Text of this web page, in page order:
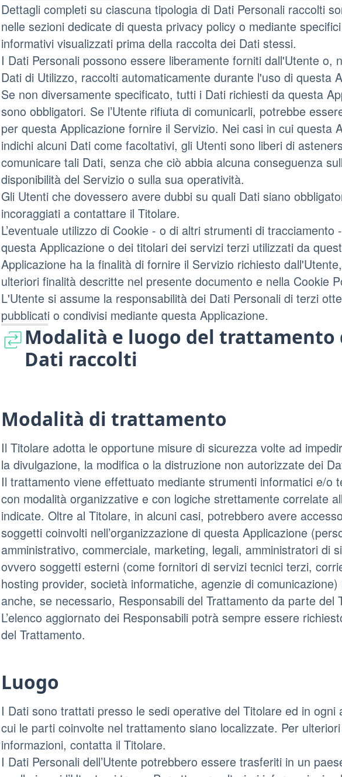
Dettagli completi su ciascuna tipologia di Dati Personali raccolti
nelle sezioni dedicate di questa privacy policy o mediante
informativi visualizzati prima della raccolta dei Dati stessi.
I Dati Personali possono essere liberamente forniti dall'Utente o,
Dati di Utilizzo, raccolti automaticamente durante l'uso di questa
Se non diversamente specificato, tutti i Dati richiesti da questa
sono obbligatori. Se l’Utente rifiuta di comunicarli, potrebbe
per questa Applicazione fornire il Servizio. Nei casi in cui questa
indichi alcuni Dati come facoltativi, gli Utenti sono liberi di
comunicare tali Dati, senza che ciò abbia alcuna conseguenza
disponibilità del Servizio o sulla sua operatività.
Gli Utenti che dovessero avere dubbi su quali Dati siano
incoraggiati a contattare il Titolare.
L’eventuale utilizzo di Cookie - o di altri strumenti di tracciamento
questa Applicazione o dei titolari dei servizi terzi utilizzati da
Applicazione ha la finalità di fornire il Servizio richiesto
ulteriori finalità descritte nel presente documento e nella Cookie
L'Utente si assume la responsabilità dei Dati Personali di terzi
pubblicati o condivisi mediante questa Applicazione.
Modalità e luogo del trattamento
Dati raccolti
Modalità di trattamento
Il Titolare adotta le opportune misure di sicurezza volte ad
la divulgazione, la modifica o la distruzione non autorizzate dei
Il trattamento viene effettuato mediante strumenti informatici e/o
con modalità organizzative e con logiche strettamente correlate
indicate. Oltre al Titolare, in alcuni casi, potrebbero avere
soggetti coinvolti nell’organizzazione di questa Applicazione
amministrativo, commerciale, marketing, legali, amministratori di
ovvero soggetti esterni (come fornitori di servizi tecnici terzi,
hosting provider, società informatiche, agenzie di comunicazione)
anche, se necessario, Responsabili del Trattamento da parte del
L’elenco aggiornato dei Responsabili potrà sempre essere
del Trattamento.
Luogo
I Dati sono trattati presso le sedi operative del Titolare ed in ogni
cui le parti coinvolte nel trattamento siano localizzate. Per ulteriori
informazioni, contatta il Titolare.
I Dati Personali dell’Utente potrebbero essere trasferiti in un